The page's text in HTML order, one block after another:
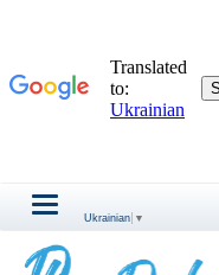
Ukrainian ▼